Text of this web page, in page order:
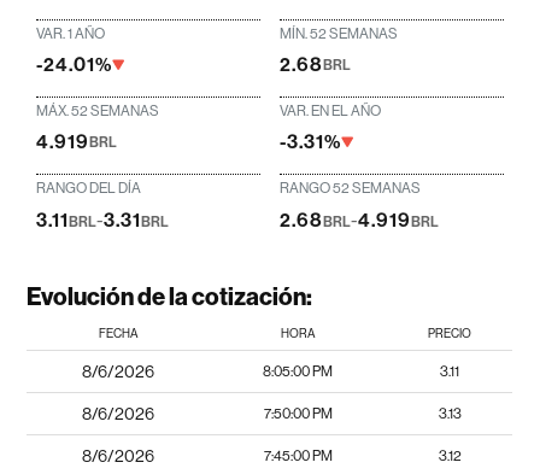
VAR. 1 AÑO
-24.01%
MÍN. 52 SEMANAS
2.68BRL
MÁX. 52 SEMANAS
4.919BRL
VAR. EN EL AÑO
-3.31%
RANGO DEL DÍA
3.11BRL-3.31BRL
RANGO 52 SEMANAS
2.68 BRL-4.919 BRL
Evolución de la cotización:
FECHA HORA PRECIO
8/6/2026 8:05:00 PM 3.11
8/6/2026 7:50:00 PM 3.13
8/6/2026 7:45:00 PM 3.12